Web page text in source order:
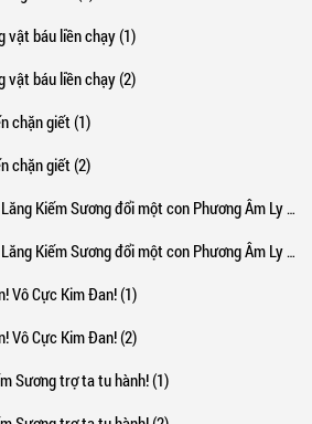
vật báu liền chạy (1)
vật báu liền chạy (2)
chặn giết (1)
chặn giết (2)
Kiếm Sương đổi một con Phương Âm Ly (1)
Kiếm Sương đổi một con Phương Âm Ly (2)
Vô Cực Kim Đan! (1)
Vô Cực Kim Đan! (2)
Sương trợ ta tu hành! (1)